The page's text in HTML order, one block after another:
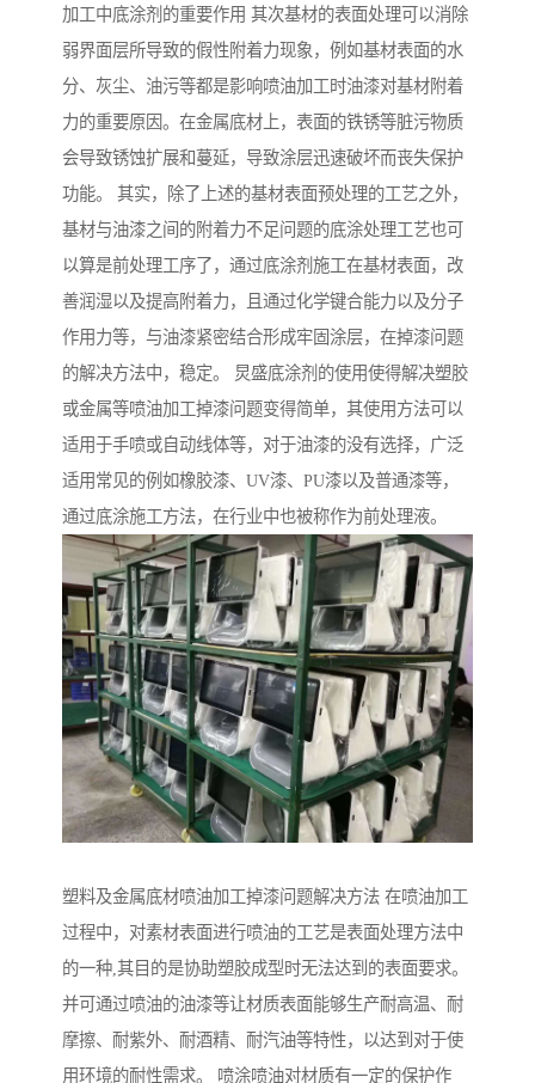
加工中底涂剂的重要作用 其次基材的表面处理可以消除
弱界面层所导致的假性附着力现象，例如基材表面的水
分、灰尘、油污等都是影响喷油加工时油漆对基材附着
力的重要原因。在金属底材上，表面的铁锈等脏污物质
会导致锈蚀扩展和蔓延，导致涂层迅速破坏而丧失保护
功能。 其实，除了上述的基材表面预处理的工艺之外，
基材与油漆之间的附着力不足问题的底涂处理工艺也可
以算是前处理工序了，通过底涂剂施工在基材表面，改
善润湿以及提高附着力，且通过化学键合能力以及分子
作用力等，与油漆紧密结合形成牢固涂层，在掉漆问题
的解决方法中，稳定。 炅盛底涂剂的使用使得解决塑胶
或金属等喷油加工掉漆问题变得简单，其使用方法可以
适用于手喷或自动线体等，对于油漆的没有选择，广泛
适用常见的例如橡胶漆、UV漆、PU漆以及普通漆等，
通过底涂施工方法，在行业中也被称作为前处理液。
塑料及金属底材喷油加工掉漆问题解决方法 在喷油加工
过程中，对素材表面进行喷油的工艺是表面处理方法中
的一种,其目的是协助塑胶成型时无法达到的表面要求。
并可通过喷油的油漆等让材质表面能够生产耐高温、耐
摩擦、耐紫外、耐酒精、耐汽油等特性，以达到对于使
用环境的耐性需求。 喷涂喷油对材质有一定的保护作